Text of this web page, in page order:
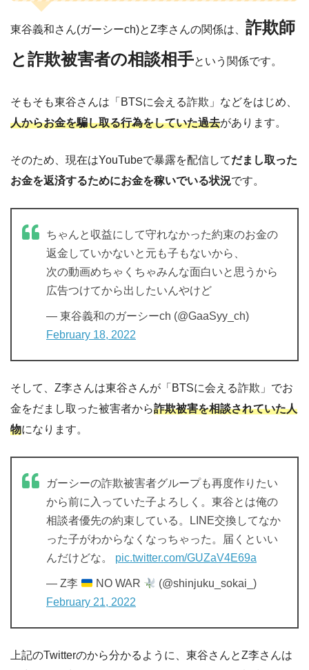
東谷義和さん(ガーシーch)とZ李さんの関係は、 詐欺師
と詐欺被害者の相談相手という関係です。
そもそも東谷さんは「BTSに会える詐欺」などをはじめ、
人からお金を騙し取る行為をしていた過去があります。
そのため、現在はYouTubeで暴露を配信してだまし取った
お金を返済するためにお金を稼いでいる状況です。
ちゃんと収益にして守れなかった約束のお金の
返金していかないと元も子もないから、
次の動画めちゃくちゃみんな面白いと思うから
広告つけてから出したいんやけど
— 東谷義和のガーシーch (@GaaSyy_ch)
February 18, 2022
そして、Z李さんは東谷さんが「BTSに会える詐欺」でお
金をだまし取った被害者から詐欺被害を相談されていた人
物になります。
ガーシーの詐欺被害者グループも再度作りたい
から前に入っていた子よろしく。東谷とは俺の
相談者優先の約束している。LINE交換してなか
った子がわからなくなっちゃった。届くといい
んだけどな。 pic.twitter.com/GUZaV4E69a
— Z李 NO WAR
(@shinjuku_sokai_)
February 21, 2022
上記のTwitterのから分かるように、東谷さんとZ李さんは